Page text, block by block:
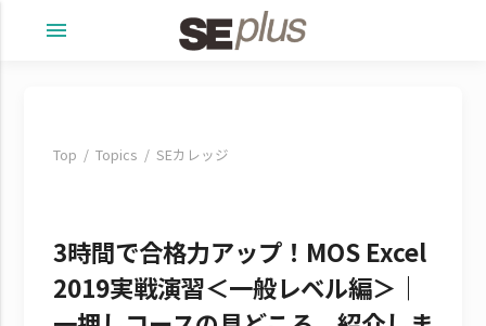
menu
Top Topics SEカレッジ
3時間で合格力アップ！MOS Excel
2019実戦演習＜一般レベル編＞｜